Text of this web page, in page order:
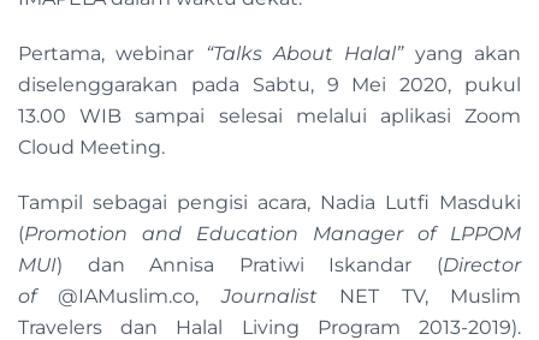
Pertama, webinar “Talks About Halal”yang akan
diselenggarakan pada Sabtu, 9 Mei 2020, pukul
13.00 WIB sampai selesai melalui aplikasi Zoom
Cloud Meeting.
Tampil sebagai pengisi acara, Nadia Lutfi Masduki
(Promotion and Education Manager of LPPOM
MUI) dan Annisa Pratiwi Iskandar (Director
of@IAMuslim.co,Journalist NET TV, Muslim
Travelers dan Halal Living Program 2013-2019).